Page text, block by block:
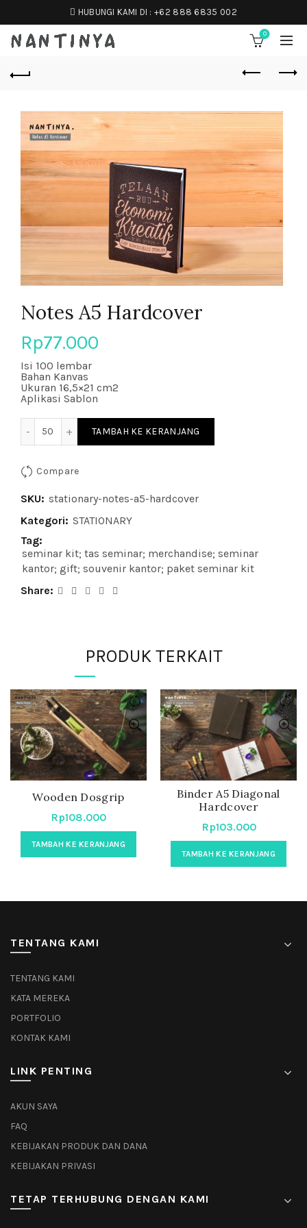
HUBUNGI KAMI DI :+62 888 6835 002
0
Notes A5 Hardcover
Rp77.000
Isi 100 lembar
Bahan Kanvas
Ukuran 16,5×21 cm2
Aplikasi Sablon
Kuantitas Notes A5 Hardcover
TAMBAH KE KERANJANG
Compare
SKU: stationary-notes-a5-hardcover
Kategori: STATIONARY
Tag:
seminar kit; tas seminar; merchandise; seminar
kantor; gift; souvenir kantor; paket seminar kit
Share
PRODUK TERKAIT
Wooden Dosgrip
Rp108.000
TAMBAH KE KERANJANG
Binder A5 Diagonal
Hardcover
Rp103.000
TAMBAH KE KERANJANG
TENTANG KAMI
TENTANG KAMI
KATA MEREKA
PORTFOLIO
KONTAK KAMI
LINK PENTING
AKUN SAYA
FAQ
KEBIJAKAN PRODUK DAN DANA
KEBIJAKAN PRIVASI
TETAP TERHUBUNG DENGAN KAMI